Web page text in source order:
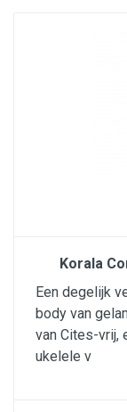
Korala
Een degelijk
body van
van Cites-vrij,
ukelele v